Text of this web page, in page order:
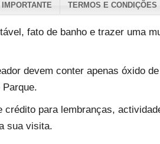
IMPORTANTE TERMOS E CONDIÇÕES
fato de banho e trazer uma
devem conter apenas óxido
crédito para lembranças,
sua visita.